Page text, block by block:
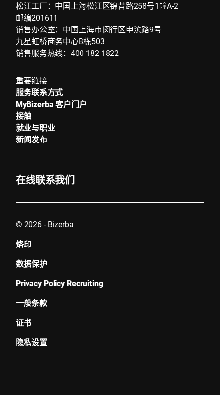
松江工厂：中国上海松江区锦昔路258号1幢A-2
邮编201611
销售办公室：中国上海市闵行区申滨路9号
九星虹桥商务中心B栋503
销售服务热线：400 182 1822
重要链接
服务联系方式
MyBizerba 客户门户
接触
就业与职业
新闻发布
在线联系我们
© 2026 - Bizerba
烙印
数据保护
Privacy Policy Recruiting
一般条款
证书
隐私设置